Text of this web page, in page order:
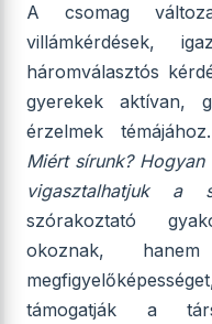
A csomag
villámkérdések,
háromválasztós
gyerekek aktívan,
érzelmek
Miért sírunk? Hogyan
vigasztalhatjuk a
szórakoztató
okoznak,
támogatják a